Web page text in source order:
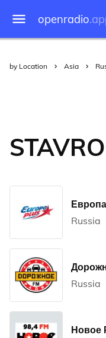
openradio
by Location Asia
Russia
Russia
Новое